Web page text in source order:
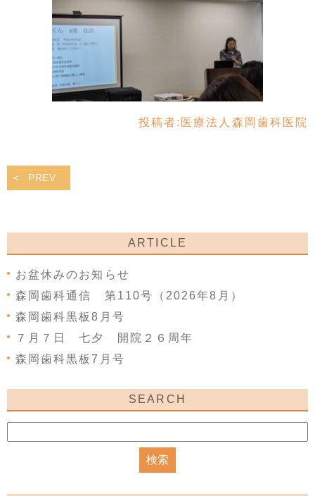
投稿者: 医療法人森岡歯科医院
PREV
ARTICLE
お盆休みのお知らせ
森岡歯科通信 第110号（2026年8月）
森岡歯科黒板8月号
７月７日 七夕 開院２６周年
森岡歯科黒板7月号
SEARCH